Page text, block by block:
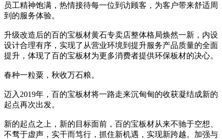
员工精神饱满，热情接待每一位到访顾客，为客户带来舒适周
到的服务体验。
升级改造后的百的宝板材黄石专卖店整体格局焕然一新，内设
设计合理有序，实现了从营业环境到提升服务产品质量的全面
提升，体现了百的宝板材为更多消费者提供环保板材的决心。
春种一粒粟，秋收万石粮。
迈入2019年，百的宝板材将一路走来沉甸甸的收获凝结成新的
起点再次出发。
新的起点之上，新的目标面前，百的宝板材从来不驰于空想、
不骛于虚声，实干而笃行，抓住新机遇，实现新跨越。加强与